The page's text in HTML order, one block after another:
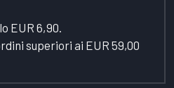
EUR 6,90.
superiori ai EUR 59,00